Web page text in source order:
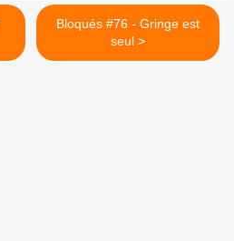
Bloqués #76 - Gringe est
seul >